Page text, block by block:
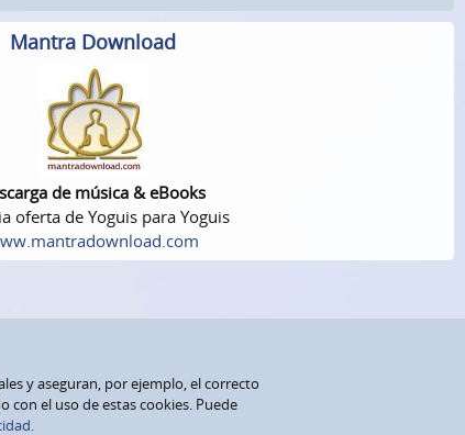
Mantra Download
de música & eBooks
oferta de Yoguis para Yoguis
y aseguran, por ejemplo, el correcto
el uso de estas cookies. Puede